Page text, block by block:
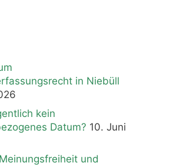
in Niebüll
kein
Datum? 10. Juni
und